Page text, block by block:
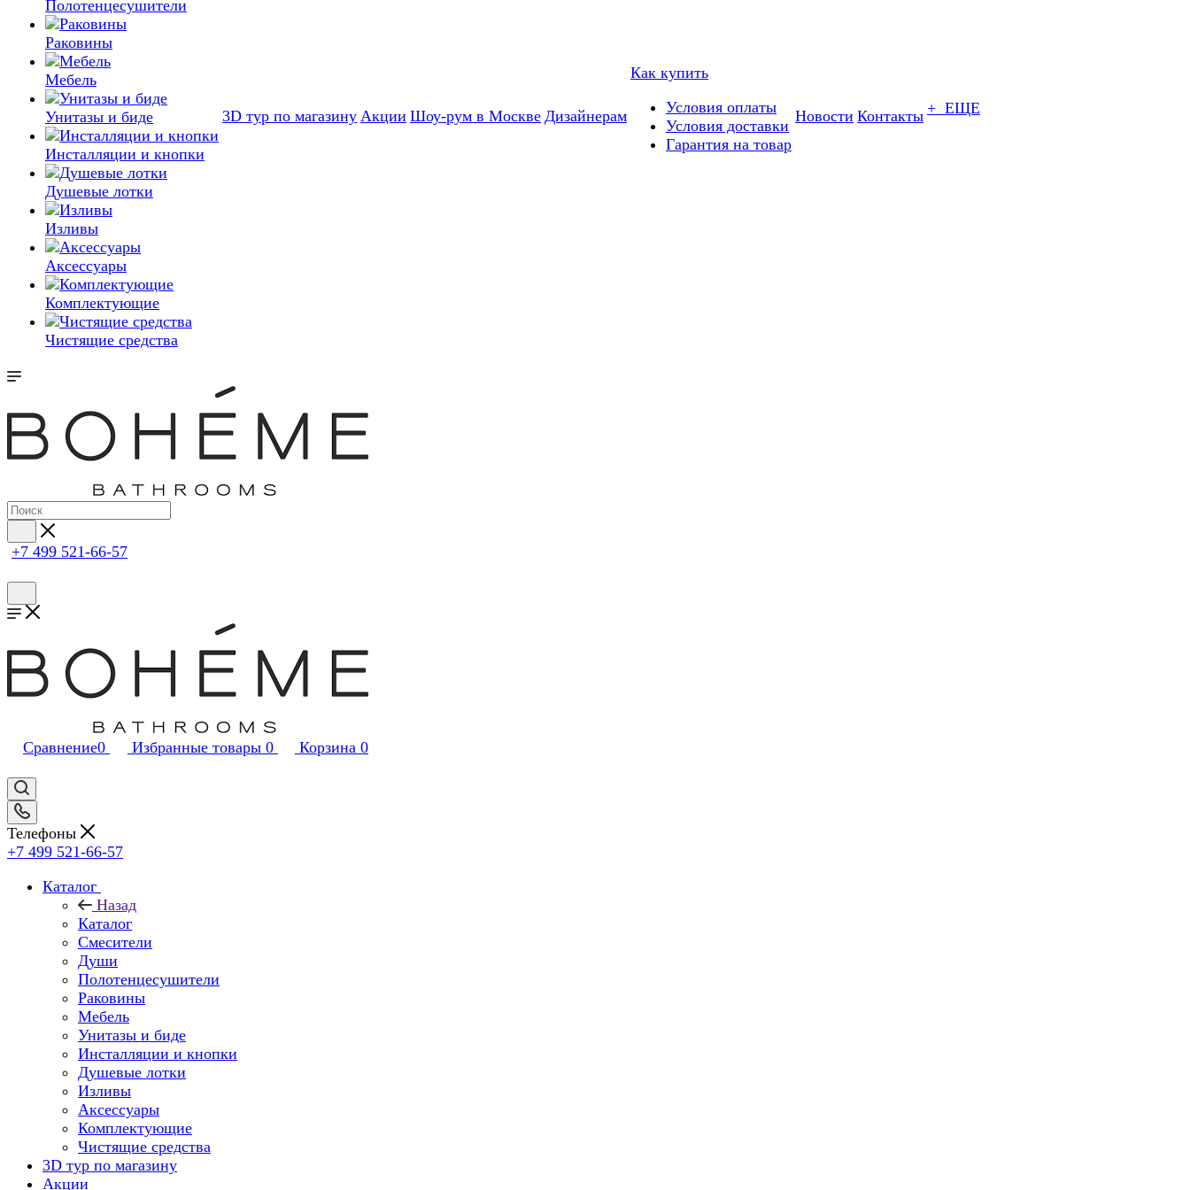
Полотенцесушители
Раковины
Мебель
Унитазы и биде
Инсталляции и кнопки
Душевые лотки
Изливы
Аксессуары
Комплектующие
Чистящие средства
3D тур по магазину Акции Шоу-рум в Москве Дизайнерам
Как купить
Условия оплаты
Условия доставки
Гарантия на товар
Новости Контакты + ЕЩЕ
+7 499 521-66-57
Сравнение0 Избранные товары 0 Корзина 0
Телефоны
+7 499 521-66-57
Каталог
Назад
Каталог
Смесители
Души
Полотенцесушители
Раковины
Мебель
Унитазы и биде
Инсталляции и кнопки
Душевые лотки
Изливы
Аксессуары
Комплектующие
Чистящие средства
3D тур по магазину
Акции